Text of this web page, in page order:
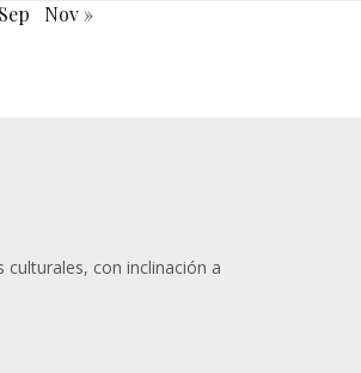
Nov »
con inclinación a